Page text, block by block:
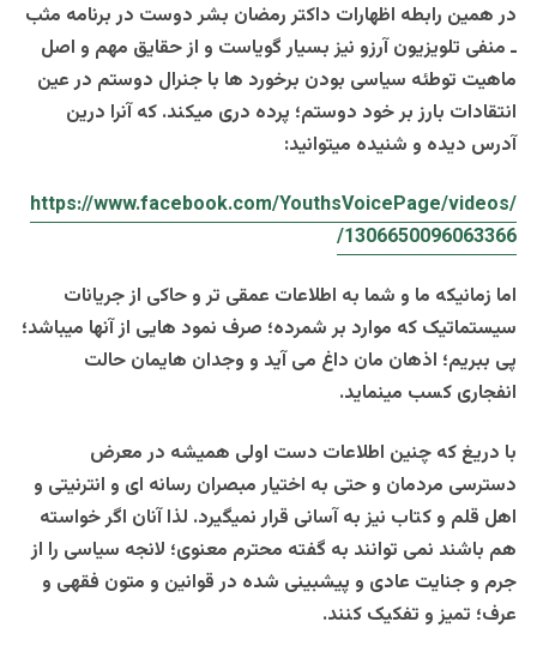
در همین رابطه اظهارات داکتر رمضان بشر دوست در برنامه مثب
ـ منفی تلویزیون آرزو نیز بسیار گویاست و از حقایق مهم و اصل
ماهیت توطئه سیاسی بودن برخورد ها با جنرال دوستم در عین
انتقادات بارز بر خود دوستم؛ پرده دری میکند. که آنرا درین
آدرس دیده و شنیده میتوانید:
https://www.facebook.com/YouthsVoicePage/videos/
1306650096063366/
اما زمانیکه ما و شما به اطلاعات عمقی تر و حاکی از جریانات
سیستماتیک که موارد بر شمرده؛ صرف نمود هایی از آنها میباشد؛
پی ببریم؛ اذهان مان داغ می آید و وجدان هایمان حالت
انفجاری کسب مینماید.
با دریغ که چنین اطلاعات دست اولی همیشه در معرض
دسترسی مردمان و حتی به اختیار مبصران رسانه ای و انترنیتی و
اهل قلم و کتاب نیز به آسانی قرار نمیگیرد. لذا آنان اگر خواسته
هم باشند نمی توانند به گفته محترم معنوی؛ لانجه سیاسی را از
جرم و جنایت عادی و پیشبینی شده در قوانین و متون فقهی و
عرف؛ تمیز و تفکیک کنند.